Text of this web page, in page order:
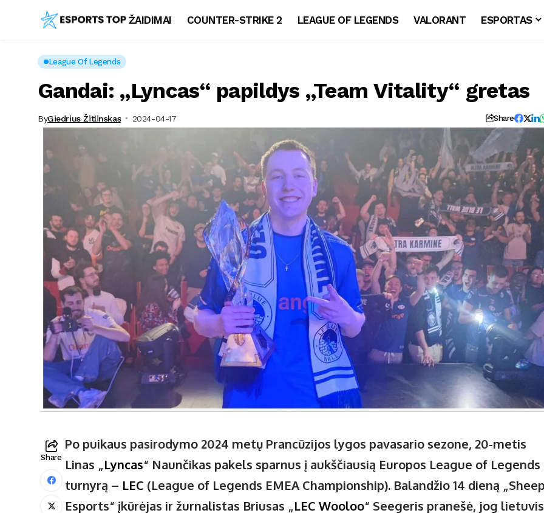
ŽAIDIMAI COUNTER-STRIKE 2 LEAGUE OF LEGENDS VALORANT ESPORTAS
League Of Legends
Gandai: „Lyncas“ papildys „Team Vitality“ gretas
ByGiedrius Žitlinskas 2024-04-17 Share
Share
Po puikaus pasirodymo 2024 metų Prancūzijos lygos pavasario sezone, 20-metis
Linas „Lyncas“ Naunčikas pakels sparnus į aukščiausią Europos League of Legends
turnyrą – LEC (League of Legends EMEA Championship). Balandžio 14 dieną
Esports“ įkūrėjas ir žurnalistas Briusas „LEC Wooloo“ Seegeris pranešė, jog lietuvis